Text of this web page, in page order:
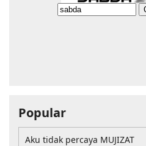
Popular
Aku tidak percaya MUJIZAT